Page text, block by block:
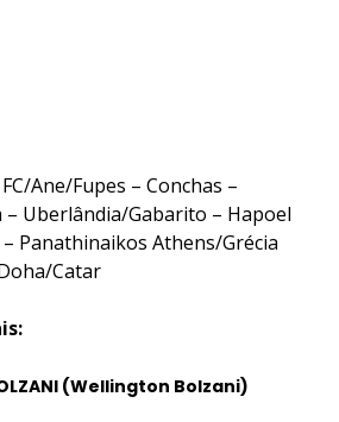
Ane/Fupes – Conchas –
Uberlândia/Gabarito – Hapoel
Panathinaikos Athens/Grécia
Catar
(Wellington Bolzani)